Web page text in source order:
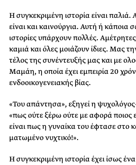
Η συγκεκριμένη ιστορία είναι
είναι και καινούργια. Αυτή ή κάποια
ιστορίες υπάρχουν πολλές.
καμιά και όλες μοιάζουν ίδιες. Μας
τέλος της συνέντευξής μας και με
Μαμάη, η οποία έχει εμπειρία 20
ενδοοικογενειακής βίας.
«Του απάντησα», εξηγεί η
«πως ούτε ξέρω ούτε με αφορά ποιος
είναι πως η γυναίκα του έφτασε στο
ματωμένο νυχτικό!».
Η συγκεκριμένη ιστορία έχει ίσως